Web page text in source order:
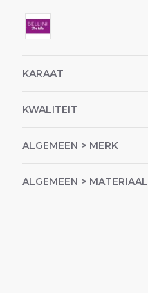
ALGEMEEN > MERK
ALGEMEEN > MATERIAAL
KARAAT
KWALITEIT